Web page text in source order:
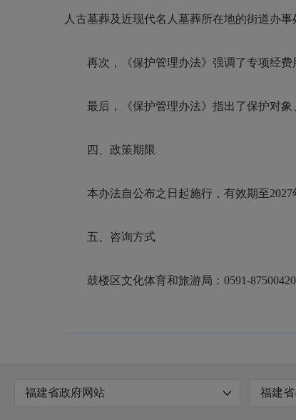
人古墓葬及近现代名人墓葬所在地的街道办事
再次，《保护管理办法》强调了专项经费
最后，《保护管理办法》指出了保护对象
四、政策期限
本办法自公布之日起施行，有效期至2027
五、咨询方式
鼓楼区文化体育和旅游局：0591-87500420
福建省政府网站 福建